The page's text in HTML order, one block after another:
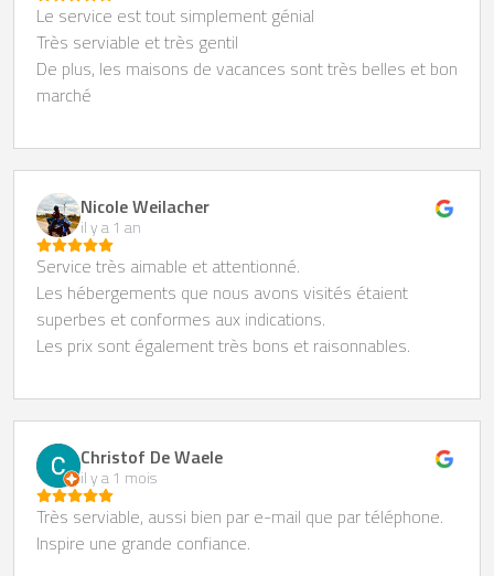
Le service est tout simplement génial
Très serviable et très gentil
De plus, les maisons de vacances sont très belles et bon
marché
Nicole Weilacher
il y a 1 an
Service très aimable et attentionné.
Les hébergements que nous avons visités étaient
superbes et conformes aux indications.
Les prix sont également très bons et raisonnables.
Christof De Waele
il y a 1 mois
Très serviable, aussi bien par e-mail que par téléphone.
Inspire une grande confiance.